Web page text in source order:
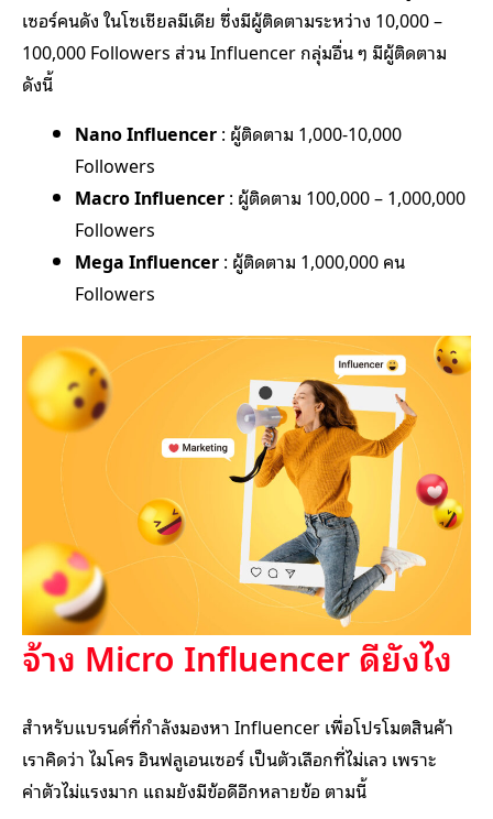
เซอร์คนดัง ในโซเชียลมีเดีย ซึ่งมีผู้ติดตามระหว่าง 10,000 –
100,000 Followers ส่วน Influencer กลุ่มอื่น ๆ มีผู้ติดตาม
ดังนี้
Nano Influencer: ผู้ติดตาม 1,000-10,000
Followers
Macro Influencer: ผู้ติดตาม 100,000 – 1,000,000
Followers
Mega Influencer: ผู้ติดตาม 1,000,000 คน
Followers
จ้าง Micro Influencer ดียังไง
สำหรับแบรนด์ที่กำลังมองหา Influencer เพื่อโปรโมตสินค้า
เราคิดว่า ไมโคร อินฟลูเอนเซอร์ เป็นตัวเลือกที่ไม่เลว เพราะ
ค่าตัวไม่แรงมาก แถมยังมีข้อดีอีกหลายข้อ ตามนี้